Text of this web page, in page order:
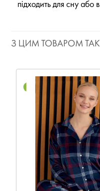
підходить для сну або
З ЦИМ ТОВАРОМ
NEW